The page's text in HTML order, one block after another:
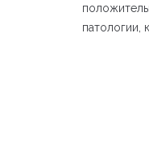
патологии,